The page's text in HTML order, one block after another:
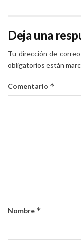
Deja una
Tu dirección de
obligatorios están
Comentario *
Nombre *